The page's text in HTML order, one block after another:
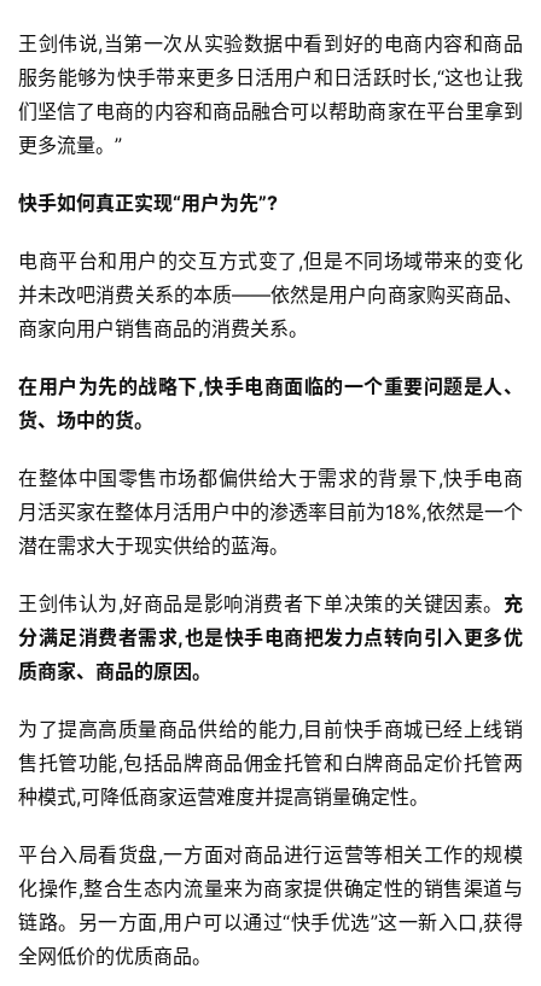
王剑伟说,当第一次从实验数据中看到好的电商内容和商品
服务能够为快手带来更多日活用户和日活跃时长,“这也让我
们坚信了电商的内容和商品融合可以帮助商家在平台里拿到
更多流量。”
快手如何真正实现“用户为先”?
电商平台和用户的交互方式变了,但是不同场域带来的变化
并未改吧消费关系的本质——依然是用户向商家购买商品、
商家向用户销售商品的消费关系。
在用户为先的战略下,快手电商面临的一个重要问题是人、
货、场中的货。
在整体中国零售市场都偏供给大于需求的背景下,快手电商
月活买家在整体月活用户中的渗透率目前为18%,依然是一个
潜在需求大于现实供给的蓝海。
王剑伟认为,好商品是影响消费者下单决策的关键因素。 充
分满足消费者需求,也是快手电商把发力点转向引入更多优
质商家、商品的原因。
为了提高高质量商品供给的能力,目前快手商城已经上线销
售托管功能,包括品牌商品佣金托管和白牌商品定价托管两
种模式,可降低商家运营难度并提高销量确定性。
平台入局看货盘,一方面对商品进行运营等相关工作的规模
化操作,整合生态内流量来为商家提供确定性的销售渠道与
链路。另一方面,用户可以通过“快手优选”这一新入口,获得
全网低价的优质商品。